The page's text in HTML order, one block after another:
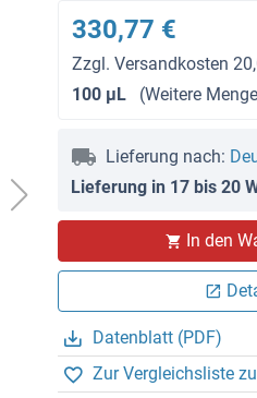
330,77 €
Zzgl. Versandkosten
100 μL
(Weitere
Lieferung nach:
Lieferung in 17 bis 20
In den
Datenblatt (PDF)
Zur Vergleichsliste